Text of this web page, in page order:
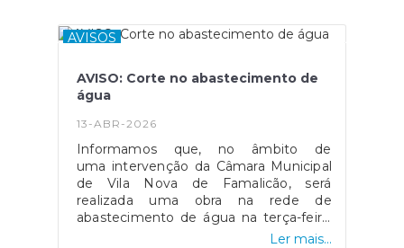
famalicaoecalendario.pt/informacoes/contactos-
AVISOS
AVISO: Corte no abastecimento de
água
13-ABR-2026
Informamos que, no âmbito de
uma intervenção da Câmara Municipal
de Vila Nova de Famalicão, será
realizada uma obra na rede de
abastecimento de água na terça-feira,
14 de abril de 2026, entre as 14h00 e as
Ler mais...